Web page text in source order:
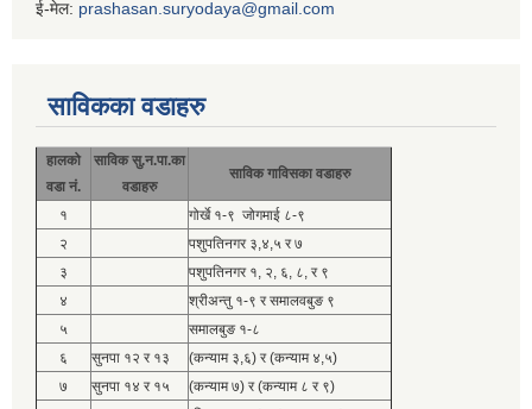
ई-मेल: prashasan.suryodaya@gmail.com
साविकका वडाहरु
हालको
वडा नं.
साविक सु.न.पा.का
वडाहरु
साविक गाविसका वडाहरु
१
गोर्खे १-९ जोगमाई ८-९
२
पशुपतिनगर ३,४,५ र ७
३
पशुपतिनगर १, २, ६, ८, र ९
४
श्रीअन्तु १-९ र समालवबुङ ९
५
समालबुङ १-८
६
सुनपा १२ र १३
(कन्याम ३,६) र (कन्याम ४,५)
७
सुनपा १४ र १५
(कन्याम ७) र (कन्याम ८ र ९)